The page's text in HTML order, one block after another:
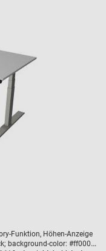
Funktion, Höhen-Anzeige